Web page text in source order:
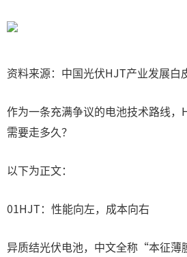
资料来源：中国光伏HJT产业发展白
作为一条充满争议的电池技术路线
需要走多久？
以下为正文：
01HJT：性能向左，成本向右
异质结光伏电池，中文全称“本征